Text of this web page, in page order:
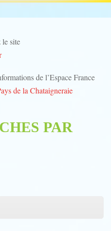
site
de l’Espace France
de la Chataigneraie
PAR